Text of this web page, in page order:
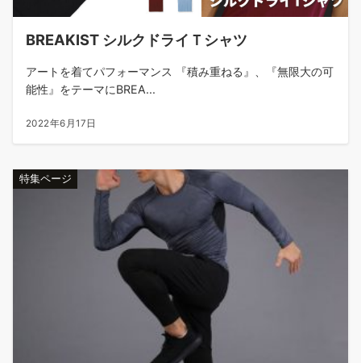
BREAKIST シルクドライＴシャツ
アートを着てパフォーマンス 『積み重ねる』、『無限大の可
能性』をテーマにBREA...
2022年6月17日
特集ページ